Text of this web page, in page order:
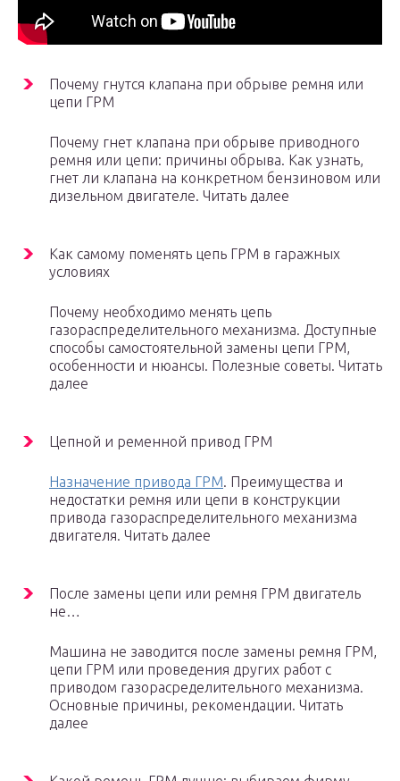
Почему гнутся клапана при обрыве ремня или
цепи ГРМ
Почему гнет клапана при обрыве приводного
ремня или цепи: причины обрыва. Как узнать,
гнет ли клапана на конкретном бензиновом или
дизельном двигателе. Читать далее
Как самому поменять цепь ГРМ в гаражных
условиях
Почему необходимо менять цепь
газораспределительного механизма. Доступные
способы самостоятельной замены цепи ГРМ,
особенности и нюансы. Полезные советы. Читать
далее
Цепной и ременной привод ГРМ
Назначение привода ГРМ. Преимущества и
недостатки ремня или цепи в конструкции
привода газораспределительного механизма
двигателя. Читать далее
После замены цепи или ремня ГРМ двигатель
не…
Машина не заводится после замены ремня ГРМ,
цепи ГРМ или проведения других работ с
приводом газорасределительного механизма.
Основные причины, рекомендации. Читать
далее